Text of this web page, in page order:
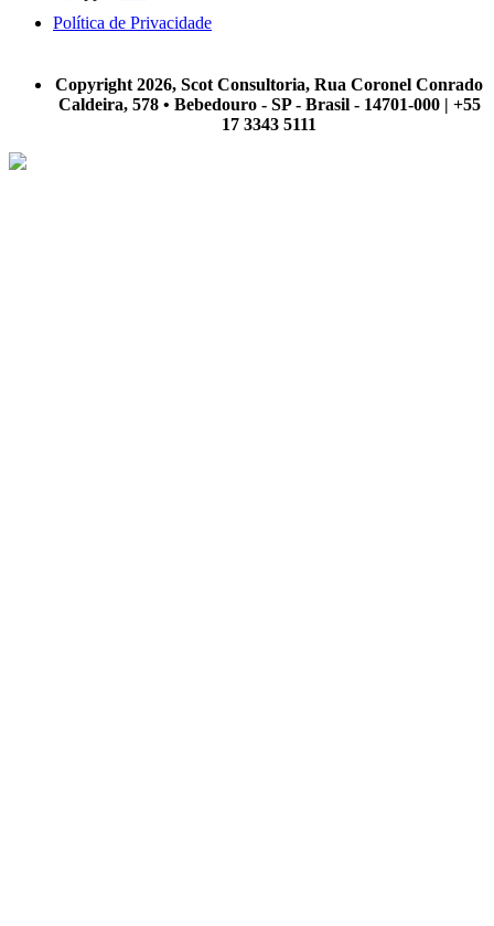
Política de Privacidade
Copyright 2026, Scot Consultoria, Rua Coronel Conrado
Caldeira, 578 • Bebedouro - SP - Brasil - 14701-000 | +55
17 3343 5111